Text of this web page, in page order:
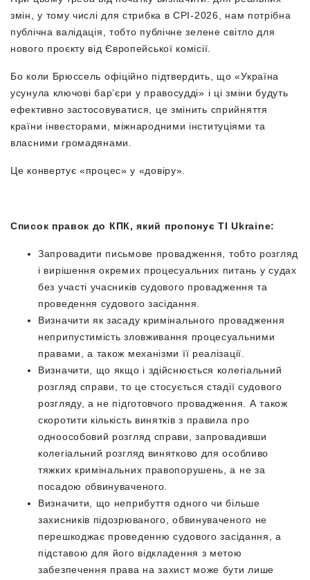
змін, у тому числі для стрибка в СРІ-2026, нам потрібна
публічна валідація, тобто публічне зелене світло для
нового проєкту від Європейської комісії.
Бо коли Брюссель офіційно підтвердить, що «Україна
усунула ключові бар’єри у правосудді» і ці зміни будуть
ефективно застосовуватися, це змінить сприйняття
країни інвесторами, міжнародними інституціями та
власними громадянами.
Це конвертує «процес» у «довіру».
Список правок до КПК, який пропонує TI Ukraine:
Запровадити письмове провадження, тобто розгляд
і вирішення окремих процесуальних питань у судах
без участі учасників судового провадження та
проведення судового засідання.
Визначити як засаду кримінального провадження
неприпустимість зловживання процесуальними
правами, а також механізми її реалізації.
Визначити, що якщо і здійснюється колегіальний
розгляд справи, то це стосується стадії судового
розгляду, а не підготовчого провадження. А також
скоротити кількість винятків з правила про
одноособовий розгляд справи, запровадивши
колегіальний розгляд винятково для особливо
тяжких кримінальних правопорушень, а не за
посадою обвинуваченого.
Визначити, що неприбуття одного чи більше
захисників підозрюваного, обвинуваченого не
перешкоджає проведенню судового засідання, а
підставою для його відкладення з метою
забезпечення права на захист може бути лише